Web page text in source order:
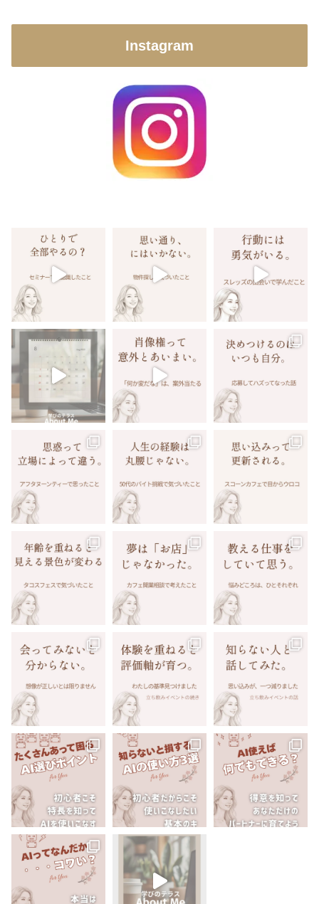
Instagram